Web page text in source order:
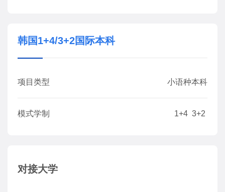
韩国1+4/3+2国际本科
项目类型 小语种本科
模式学制 1+4 3+2
对接大学